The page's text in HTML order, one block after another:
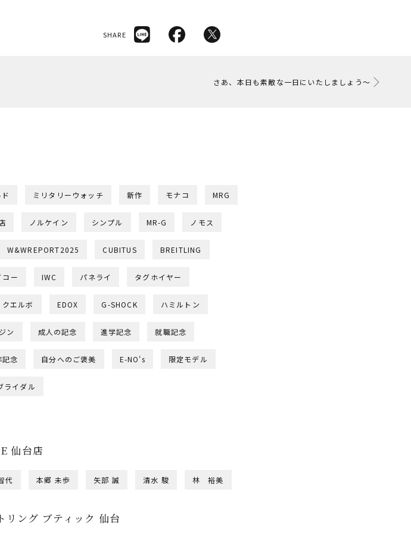
SHARE
さあ、本日も素敵な一日にいたしましょう～
ミリタリーウォッチ 新作 モナコ MRG
ノルケイン シンプル MR-G ノモス
W&WREPORT2025 CUBITUS BREITLING
コー IWC パネライ タグホイヤー
クエルボ EDOX G-SHOCK ハミルトン
ジン 成人の記念 進学記念 就職記念
念 自分へのご褒美 E-NO's 限定モデル
ライダル
仙台店
代 本郷 未歩 矢部 誠 清水 駿 林 裕美
リング ブティック 仙台